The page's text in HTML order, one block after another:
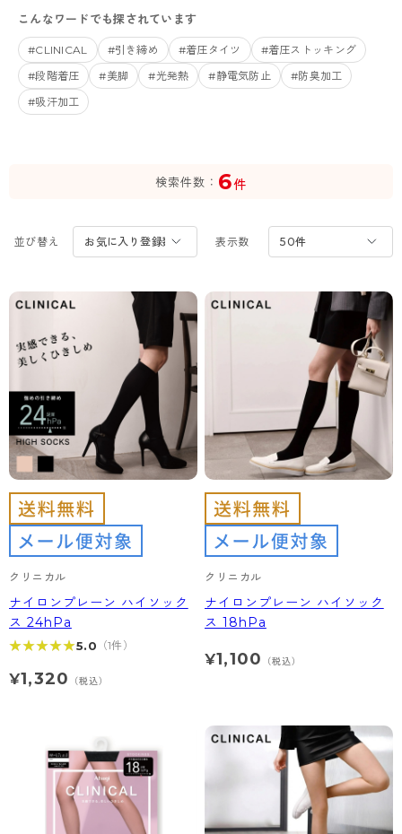
ストッキング
- 無地ストッキング
- 柄ストッキング
- パンティ部レスストッキング
タイツ
- 無地タイツ
- 柄タイツ
- ひざ下丈タイツ
- 着圧タイツ
ソックス・靴下
レギンス・スパッツ
インナーウェア
ブラジャー
- ノンワイヤーブラ
- レギュラーショーツ
- ガードル・補正ショーツ
肌着・インナー
- 長袖（七分袖以上）
- タンクトップ
- カップ付きインナー
ライフスタイルウェア
ボトムス
- スポーツブラ
- スポーツボトムス
雑貨・小物
ソックス・靴下
クルー・レギュラー丈ソックス
スニーカー丈・くるぶし丈ソックス
インナーウエア
メンズパンツ
ボクサー
ライフスタイルウェア
ボトムス
タイツ
ソックス・靴下
クルー・レギュラー丈ソックス
インナーウエア
ブラジャー
ノンワイヤーブラ
レギュラーショーツ
ボクサー
ブランドから探す
AZGI
アスティーグ
hotto comfort
BT
スクールタイム
みんなの、みんなの。
CLINICAL
ハイジュニ
商品選びのお手伝い
よくある質問（FAQ）
お支払い方法について
配送方法について
返品・交換について
お問い合わせについて
こんなワードでも探されています
#CLINICAL #引き締め #着圧タイツ
#着圧ストッキング
#段階着圧
#美脚 #光発熱 #静電気防止
#防臭加工
#吸汗加工
検索件数 6件
並び替え 表示数
クリニカル
ナイロンプレーン ハイソック
ス 24hPa
★★★★★
★★★★★5.0 （1件）
¥1,320 （税込）
クリニカル
ナイロンプレーン ハイソック
ス 18hPa
¥1,100 （税込）